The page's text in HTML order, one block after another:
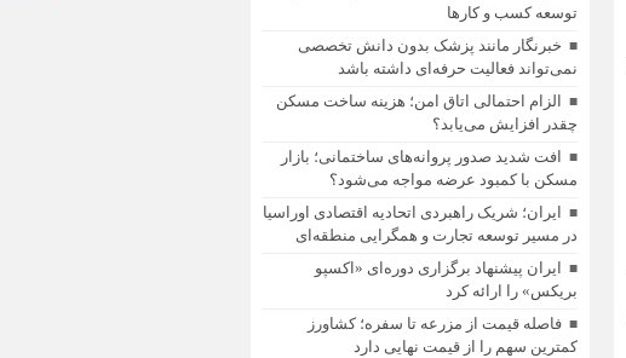
توسعه کسب‌ و کارها
خبرنگار مانند پزشک بدون دانش تخصصی
نمی‌تواند فعالیت حرفه‌ای داشته باشد
الزام احتمالی اتاق امن؛ هزینه ساخت مسکن
چقدر افزایش می‌یابد؟
افت شدید صدور پروانه‌های ساختمانی؛ بازار
مسکن با کمبود عرضه مواجه می‌شود؟
ایران؛ شریک راهبردی اتحادیه اقتصادی اوراسیا
در مسیر توسعه تجارت و همگرایی منطقه‌ای
ایران پیشنهاد برگزاری دوره‌ای «اکسپو
بریکس» را ارائه کرد
فاصله قیمت از مزرعه تا سفره؛ کشاورز
کمترین سهم را از قیمت نهایی دارد